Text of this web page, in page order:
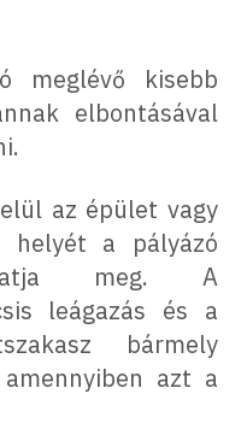
meglévő kisebb
elbontásával
az épület vagy
helyét a pályázó
meg. A
leágazás és a
bármely
azt a